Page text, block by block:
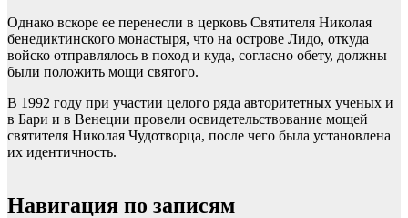
Однако вскоре ее перенесли в церковь Святителя Николая
бенедиктинского монастыря, что на острове Лидо, откуда
войско отправлялось в поход и куда, согласно обету, должны
были положить мощи святого.
В 1992 году при участии целого ряда авторитетных ученых и
в Бари и в Венеции провели освидетельствование мощей
святителя Николая Чудотворца, после чего была установлена
их идентичность.
Навигация по записям